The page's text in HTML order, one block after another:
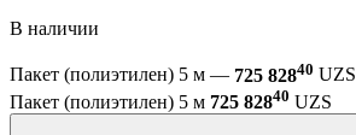
В наличии
Пакет (полиэтилен) 5 м — 725 82840 UZS
Пакет (полиэтилен) 5 м 725 82840 UZS